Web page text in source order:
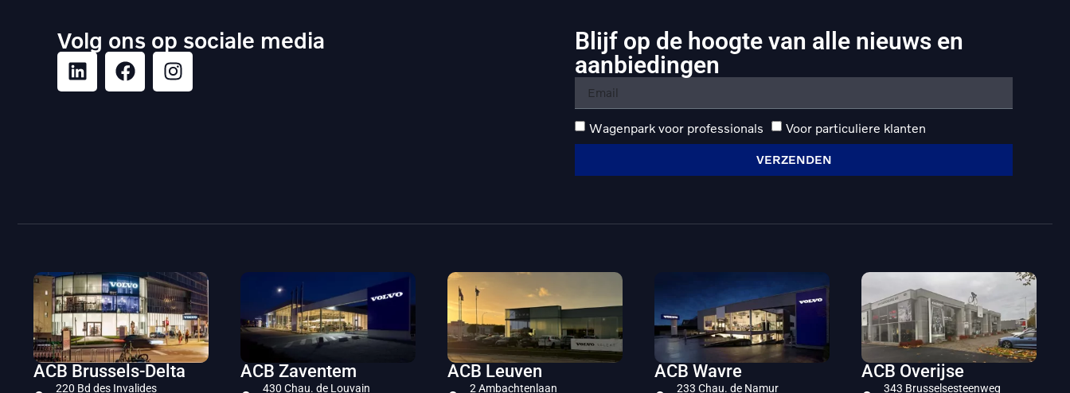
Volg ons op sociale media
Blijf op de hoogte van alle nieuws en
aanbiedingen
Wagenpark voor professionals Voor particuliere klanten
VERZENDEN
ACB Brussels-Delta
220 Bd des Invalides
ACB Zaventem
430 Chau. de Louvain
ACB Leuven
2 Ambachtenlaan
ACB Wavre
233 Chau. de Namur
ACB Overijse
343 Brusselsesteenweg